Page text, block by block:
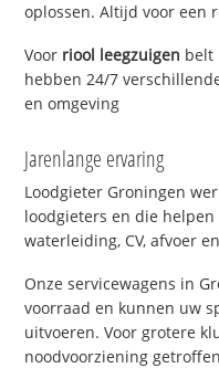
oplossen. Altijd voor een
Voor riool leegzuigen belt
hebben 24/7
en omgeving
Jarenlange ervaring
Loodgieter Groningen
loodgieters en die
waterleiding, CV, afvoer
Onze servicewagens in
voorraad en kunnen uw
uitvoeren. Voor grotere
noodvoorziening